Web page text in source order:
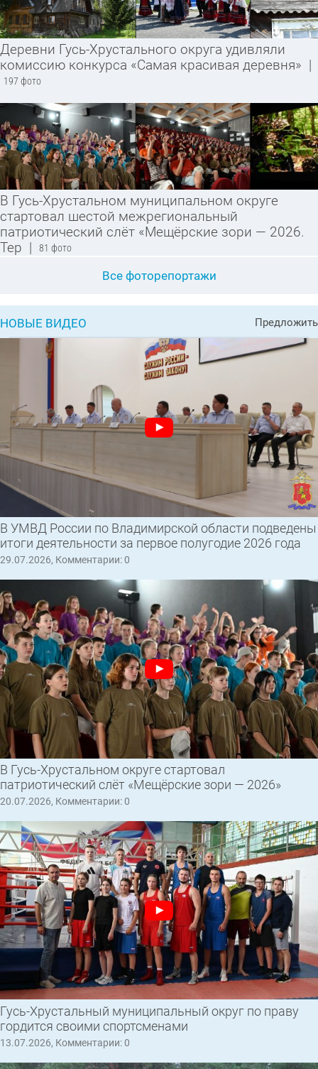
Деревни Гусь-Хрустального округа удивляли
комиссию конкурса «Самая красивая деревня» |
197 фото
В Гусь-Хрустальном муниципальном округе
стартовал шестой межрегиональный
патриотический слёт «Мещёрские зори — 2026.
Тер | 81 фото
Все фоторепортажи
НОВЫЕ ВИДЕО Предложить
В УМВД России по Владимирской области подведены
итоги деятельности за первое полугодие 2026 года
29.07.2026, Комментарии: 0
В Гусь-Хрустальном округе стартовал
патриотический слёт «Мещёрские зори — 2026»
20.07.2026, Комментарии: 0
Гусь-Хрустальный муниципальный округ по праву
гордится своими спортсменами
13.07.2026, Комментарии: 0